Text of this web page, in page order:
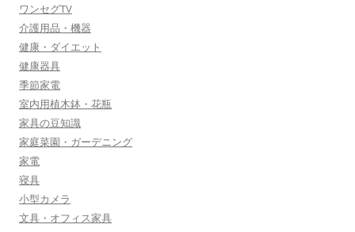
ワンセグTV
介護用品・機器
健康・ダイエット
健康器具
季節家電
室内用植木鉢・花瓶
家具の豆知識
家庭菜園・ガーデニング
家電
寝具
小型カメラ
文具・オフィス家具